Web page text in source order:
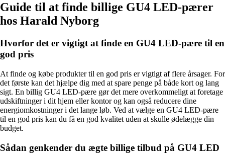
Guide til at finde billige GU4 LED-pærer
hos Harald Nyborg
Hvorfor det er vigtigt at finde en GU4 LED-pære til en
god pris
At finde og købe produkter til en god pris er vigtigt af flere årsager. For
det første kan det hjælpe dig med at spare penge på både kort og lang
sigt. En billig GU4 LED-pære gør det mere overkommeligt at foretage
udskiftninger i dit hjem eller kontor og kan også reducere dine
energiomkostninger i det lange løb. Ved at vælge en GU4 LED-pære
til en god pris kan du få en god kvalitet uden at skulle ødelægge din
budget.
Sådan genkender du ægte billige tilbud på GU4 LED